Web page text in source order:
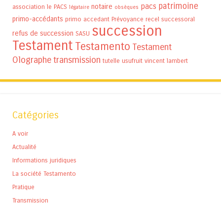
association le PACS légataire notaire obsèques pacs patrimoine
primo-accédants primo accedant Prévoyance recel successoral
refus de succession SASU succession
Testament Testamento Testament
Olographetransmission tutelle usufruit vincent lambert
Catégories
A voir
Actualité
Informations juridiques
La société Testamento
Pratique
Transmission